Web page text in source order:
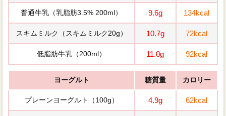
【お菓子・ドリンク・その他】糖質量・カロリーの一覧
【外食等】糖質量・カロリーの一覧
普通牛乳（乳脂肪3.5% 200ml） 9.6g 134kcal
スキムミルク（スキムミルク20g） 10.7g 72kcal
低脂肪牛乳（200ml） 11.0g 92kcal
ヨーグルト 糖質量 カロリー
プレーンヨーグルト（100g） 4.9g 62kcal